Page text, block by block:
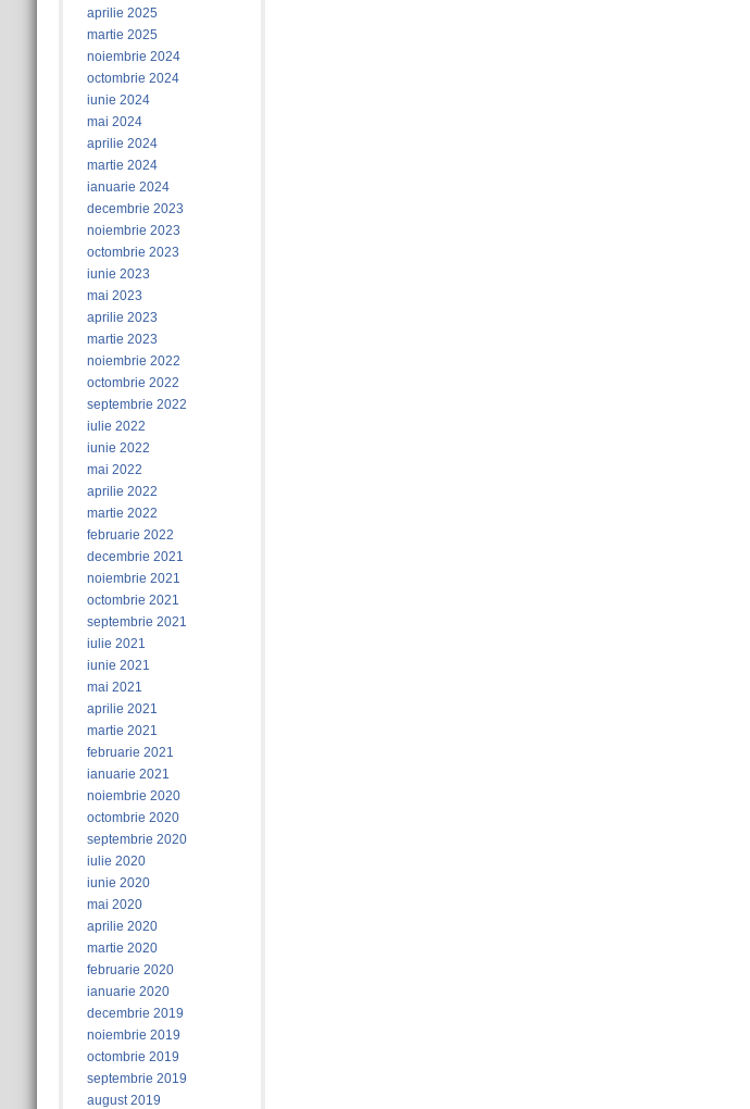
aprilie 2025
martie 2025
noiembrie 2024
octombrie 2024
iunie 2024
mai 2024
aprilie 2024
martie 2024
ianuarie 2024
decembrie 2023
noiembrie 2023
octombrie 2023
iunie 2023
mai 2023
aprilie 2023
martie 2023
noiembrie 2022
octombrie 2022
septembrie 2022
iulie 2022
iunie 2022
mai 2022
aprilie 2022
martie 2022
februarie 2022
decembrie 2021
noiembrie 2021
octombrie 2021
septembrie 2021
iulie 2021
iunie 2021
mai 2021
aprilie 2021
martie 2021
februarie 2021
ianuarie 2021
noiembrie 2020
octombrie 2020
septembrie 2020
iulie 2020
iunie 2020
mai 2020
aprilie 2020
martie 2020
februarie 2020
ianuarie 2020
decembrie 2019
noiembrie 2019
octombrie 2019
septembrie 2019
august 2019